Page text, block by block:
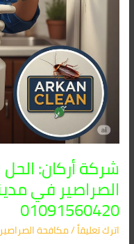
شركة أركان:
الصراصير في
01091560420
اترك تعليقاً/مكافحة
وضواحيها
01091560420